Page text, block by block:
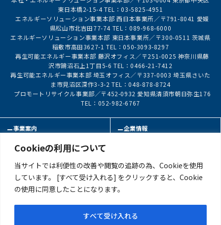
Cookieの利用について
当サイトでは利便性の改善や閲覧の追跡の為、Cookieを使用
しています。 [すべて受け入れる] をクリックすると、Cookie
の使用に同意したことになります。
すべて受け入れる
東日本橋2-15-4 TEL：03-5825-4951
エネルギーソリューション事業本部 西日本事業所／〒791-8041 愛媛
県松山市北吉田77-74 TEL：089-968-6000
エネルギーソリューション事業本部 東日本事業所／〒300-0511 茨城県
稲敷市高田3627-1 TEL：050-3093-8297
再生可能エネルギー事業本部 藤沢オフィス／〒251-0025 神奈川県藤
沢市鵠沼石上1丁目5-6 TEL：0466-21-7412
再生可能エネルギー事業本部 埼玉オフィス／〒337-0003 埼玉県さいた
ま市見沼区深作3-3-2 TEL：048-878-8724
プロモートリサイクル事業部／〒452-0932 愛知県清須市朝日弥生176
TEL：052-982-6767
事業案内 企業情報
実績紹介
ご注意・お願い
このサイトについて
プライバシーポリシー